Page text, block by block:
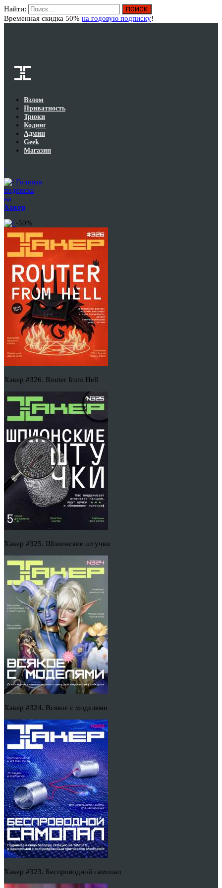
Найти:
Временная скидка 50% на годовую подписку!
Взлом
Приватность
Трюки
Кодинг
Админ
Geek
Магазин
Годовая
подписка
на
Хакер
-50%
Хакер #326. Router from Hell
Хакер #325. Шпионские штучки
Хакер #324. Всякое с моделями
Хакер #323. Беспроводной самопал